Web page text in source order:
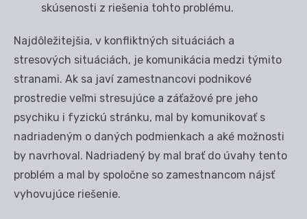
skúsenosti z riešenia tohto problému.
Najdôležitejšia, v konfliktných situáciách a
stresových situáciách, je komunikácia medzi týmito
stranami. Ak sa javí zamestnancovi podnikové
prostredie veľmi stresujúce a záťažové pre jeho
psychiku i fyzickú stránku, mal by komunikovať s
nadriadeným o daných podmienkach a aké možnosti
by navrhoval. Nadriadený by mal brať do úvahy tento
problém a mal by spoločne so zamestnancom nájsť
vyhovujúce riešenie.